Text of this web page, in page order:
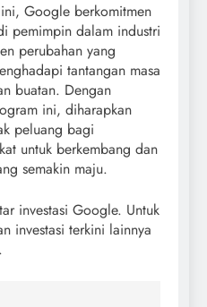
Google berkomitmen
pemimpin dalam industri
perubahan yang
tantangan masa
buatan. Dengan
ini, diharapkan
peluang bagi
untuk berkembang dan
semakin maju.
investasi Google. Untuk
investasi terkini lainnya
.